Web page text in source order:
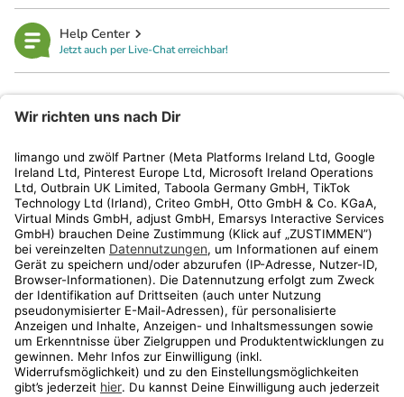
Help Center
Jetzt auch per Live-Chat erreichbar!
Kundenservice
Shop
Aktionen
Travel